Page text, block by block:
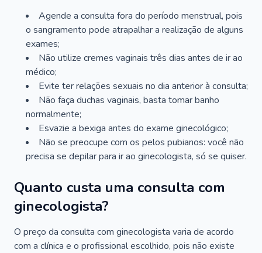
Agende a consulta fora do período menstrual, pois
o sangramento pode atrapalhar a realização de alguns
exames;
Não utilize cremes vaginais três dias antes de ir ao
médico;
Evite ter relações sexuais no dia anterior à consulta;
Não faça duchas vaginais, basta tomar banho
normalmente;
Esvazie a bexiga antes do exame ginecológico;
Não se preocupe com os pelos pubianos: você não
precisa se depilar para ir ao ginecologista, só se quiser.
Quanto custa uma consulta com
ginecologista?
O preço da consulta com ginecologista varia de acordo
com a clínica e o profissional escolhido, pois não existe